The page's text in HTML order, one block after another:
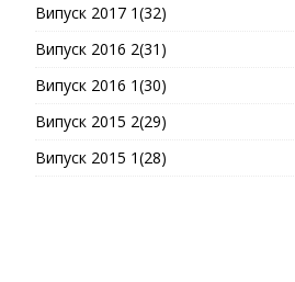
Випуск 2017 1(32)
Випуск 2016 2(31)
Випуск 2016 1(30)
Випуск 2015 2(29)
Випуск 2015 1(28)